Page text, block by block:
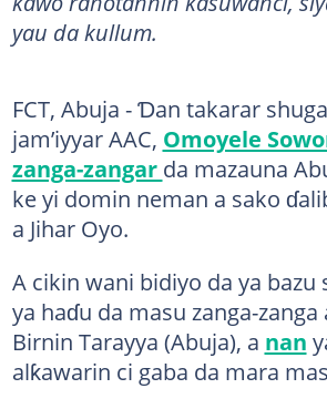
yau da kullum.
FCT, Abuja - Ɗan takarar
jam’iyyar AAC, Omoyele
zanga-zangar da mazauna
ke yi domin neman a sako
a Jihar Oyo.
A cikin wani bidiyo da ya bazu
ya haɗu da masu zanga-zanga
Birnin Tarayya (Abuja), a nan
alƙawarin ci gaba da mara